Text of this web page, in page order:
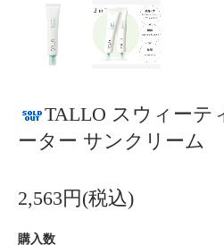
TALLO スウィーテ
ーター サンクリーム
2,563円(税込)
購入数